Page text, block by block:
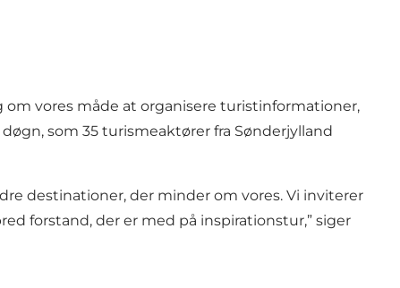
om vores måde at organisere turistinformationer,
som 35 turismeaktører fra Sønderjylland
destinationer, der minder om vores. Vi inviterer
forstand, der er med på inspirationstur,” siger